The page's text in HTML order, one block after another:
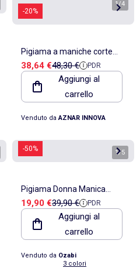
-20%
1/4
Pigiama a maniche corte
ADMAS Love Your Life da
donna
Prezzo di vendita
38,64 €Prezzo di riferimento
48,30 € PDR
Aggiungi al
carrello
Venduto da AZNAR INNOVA
-50% 1/5
Pigiama Donna Manica
Lunga OZABI
Prezzo di vendita
19,90 €Prezzo di riferimento
39,90 € PDR
Aggiungi al
carrello
Venduto da Ozabi
3 colori